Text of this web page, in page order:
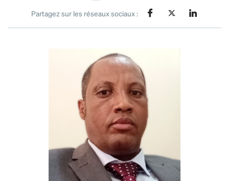
Partagez sur les réseaux sociaux :